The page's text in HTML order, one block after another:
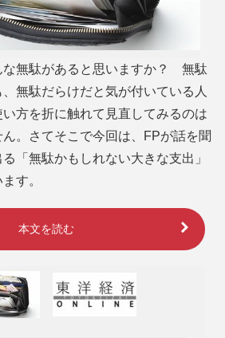
な無駄があると思いますか？ 無駄
無駄だらけだと気が付いている人
方を折に触れて見直してみるのは
。さてそこで今回は、FPが話を聞
「無駄かもしれない大きな支出」
す。
本文を読む